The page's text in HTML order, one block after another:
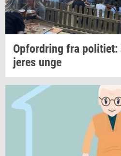
Op­for­dring fra po­li­ti­et:
jeres unge